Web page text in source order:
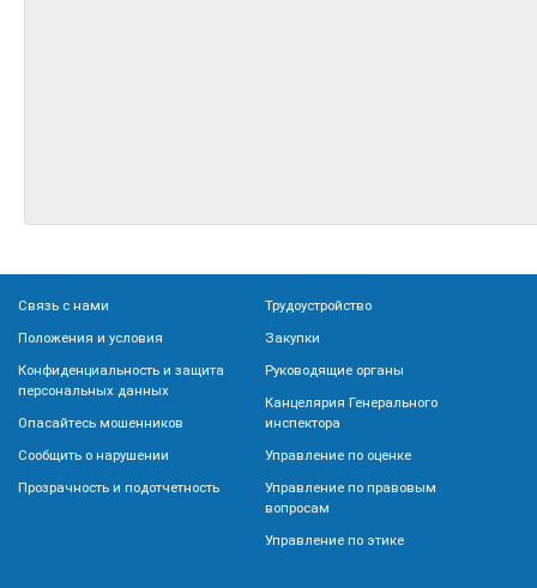
Связь с нами
Положения и условия
Конфиденциальность и защита
персональных данных
Опасайтесь мошенников
Сообщить о нарушении
Прозрачность и подотчетность
Трудоустройство
Закупки
Руководящие органы
Канцелярия Генерального
инспектора
Управление по оценке
Управление по правовым
вопросам
Управление по этике